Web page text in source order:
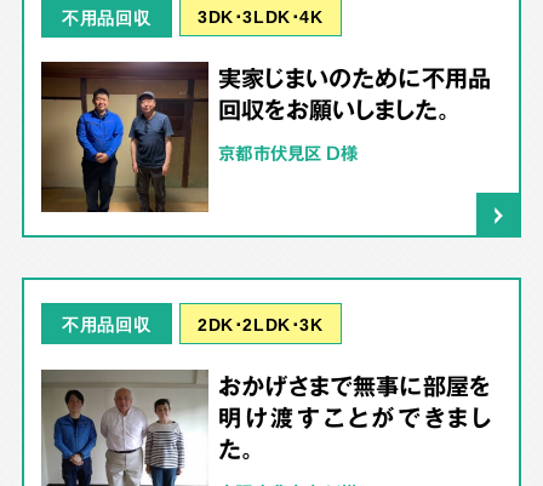
不用品回収 3DK･3LDK･4K
実家じまいのために不用品
回収をお願いしました。
京都市伏見区 D様
不用品回収 2DK･2LDK･3K
おかげさまで無事に部屋を
明け渡すことができまし
た。